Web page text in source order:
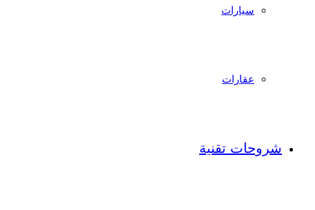
سيارات
عقارات
شروحات تقنية